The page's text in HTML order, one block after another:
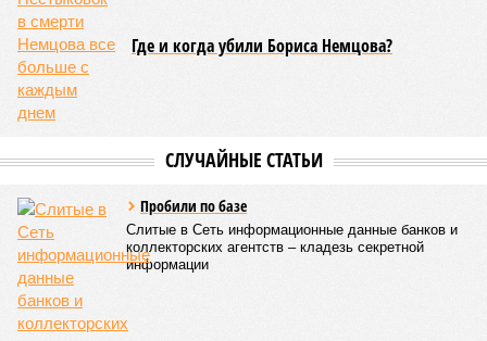
Где и когда убили Бориса Немцова?
СЛУЧАЙНЫЕ СТАТЬИ
Пробили по базе
Слитые в Сеть информационные данные банков и
коллекторских агентств – кладезь секретной
информации